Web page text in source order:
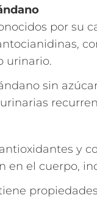
por su
urinario.
sin
y
en el cuerpo,